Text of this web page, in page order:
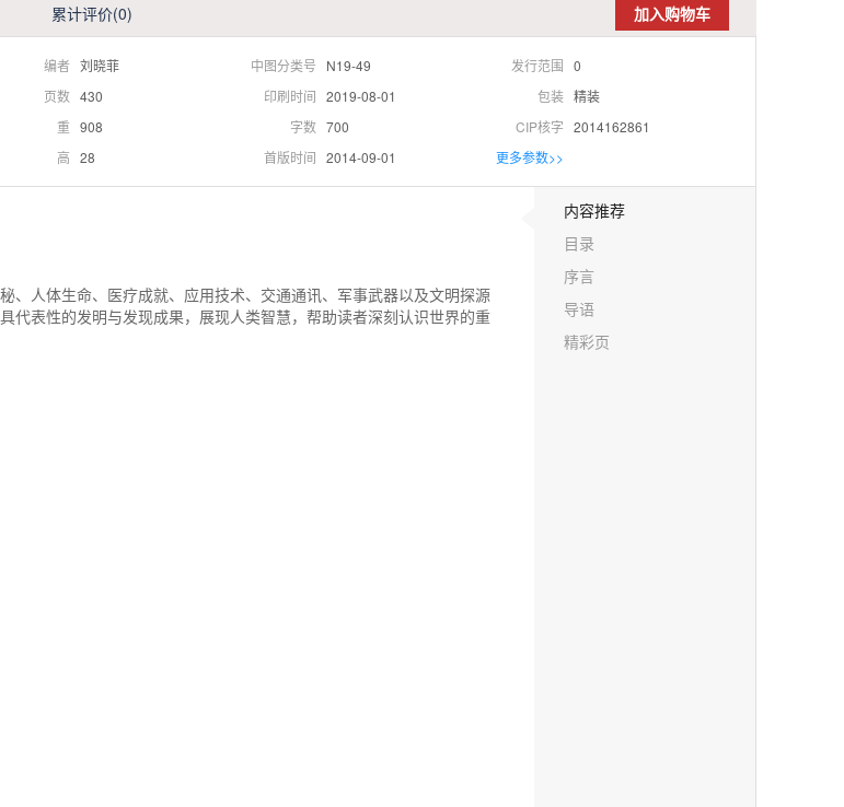
累计评价(0) 加入购物车
编者 刘晓菲 中图分类号 N19-49 发行范围 0
页数 430 印刷时间 2019-08-01 包装 精装
重 908 字数 700 CIP核字 2014162861
高 28 首版时间 2014-09-01 更多参数>>
、人体生命、医疗成就、应用技术、交通通讯、军事武器以及文明探源
代表性的发明与发现成果，展现人类智慧，帮助读者深刻认识世界的重
内容推荐
目录
序言
导语
精彩页